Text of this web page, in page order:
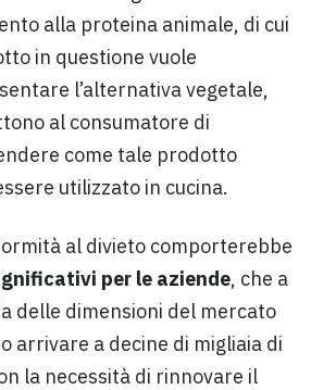
alla proteina animale, di cui
in questione vuole
l’alternativa vegetale,
al consumatore di
come tale prodotto
utilizzato in cucina.
al divieto comporterebbe
per le aziende, che a
delle dimensioni del mercato
arrivare a decine di migliaia di
la necessità di rinnovare il